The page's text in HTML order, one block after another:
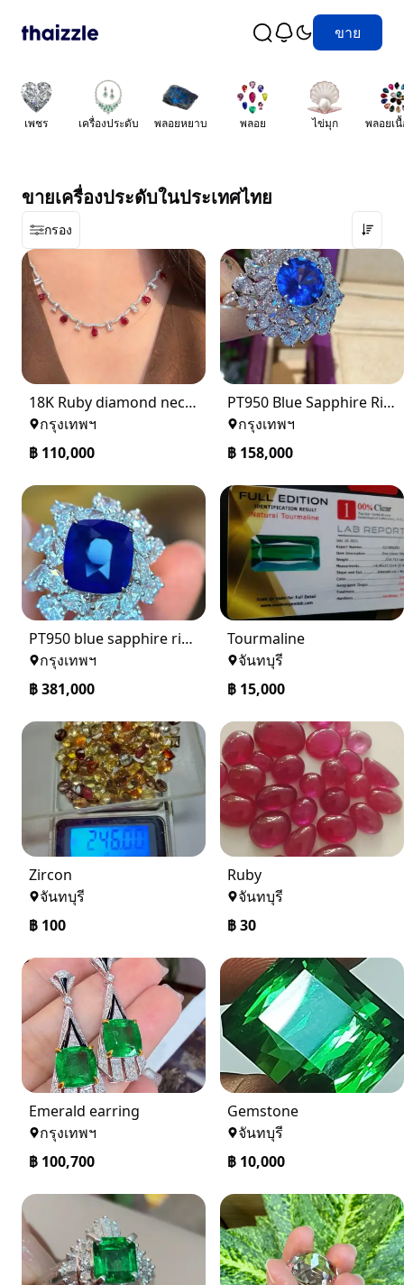
ขาย
เพชร เครื่องประดับ พลอยหยาบ พลอย ไข่มุก พลอยเ
ขายเครื่องประดับในประเทศไทย
กรอง
18K Ruby diamond necklace
กรุงเทพฯ
฿ 110,000
PT950 Blue Sapphire Ring
กรุงเทพฯ
฿ 158,000
PT950 blue sapphire ring
กรุงเทพฯ
฿381,000
Tourmaline
จันทบุรี
฿ 15,000
Zircon
จันทบุรี
฿ 100
Ruby
จันทบุรี
฿30
Emerald earring
กรุงเทพฯ
฿ 100,700
Gemstone
จันทบุรี
฿ 10,000